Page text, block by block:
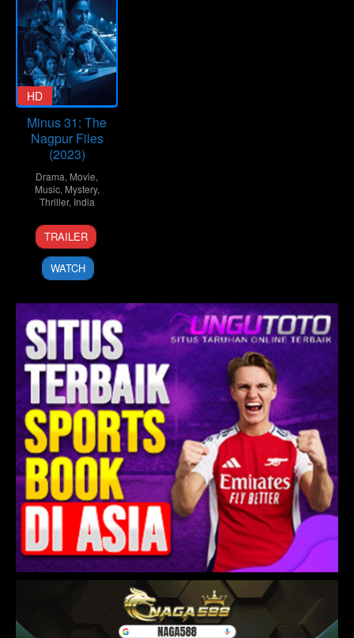
HD
Minus 31: The
Nagpur Files
(2023)
Drama, Movie,
Music, Mystery,
Thriller, India
21
Jul
2023
Pratik
Moitro
TRAILER
WATCH